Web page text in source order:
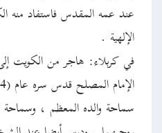
عند عمه المقدس فاستفاد منه
الإلهية .
في كربلاء: هاجر من الكويت
سماحة والده المعظم ،